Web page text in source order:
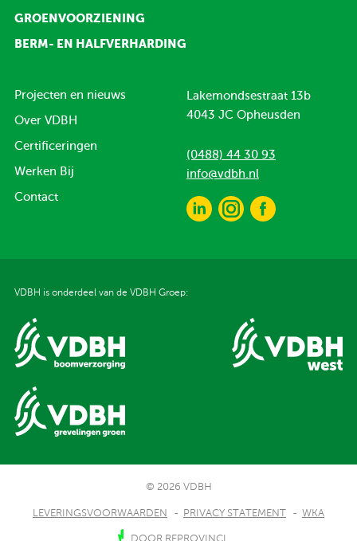
GROENVOORZIENING
BERM- EN HALFVERHARDING
Projecten en nieuws
Over VDBH
Certificeringen
Werken Bij
Contact
Lakemondsestraat 13b
4043 JC Opheusden
(0488) 44 30 93
info@vdbh.nl
VDBH is onderdeel van de VDBH Groep:
© 2026 VDBH
LEVERINGSVOORWAARDEN PRIVACY STATEMENT WKA
DOOR REPROVINCI